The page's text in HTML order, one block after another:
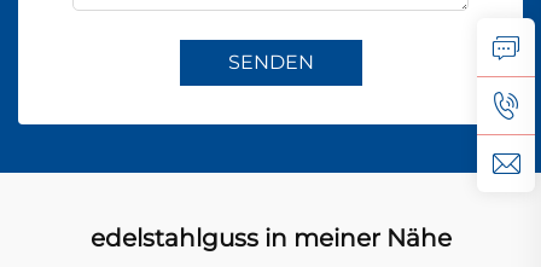
SENDEN
edelstahlguss in meiner Nähe